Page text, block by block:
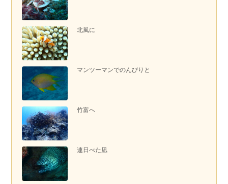
北風に
マンツーマンでのんびりと
竹富へ
連日べた凪